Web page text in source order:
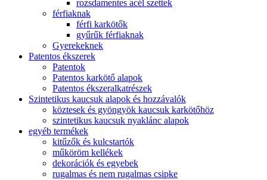
rozsdamentes acél szettek
férfiaknak
férfi karkötők
gyűrűk férfiaknak
Gyerekeknek
Patentos ékszerek
Patentok
Patentos karkötő alapok
Patentos ékszeralkatrészek
Szintetikus kaucsuk alapok és hozzávalók
köztesek és gyöngyök kaucsuk karkötőhöz
szintetikus kaucsuk nyaklánc alapok
egyéb termékek
kitűzők és kulcstartók
műköröm kellékek
dekorációk és egyebek
rugalmas és nem rugalmas csipke